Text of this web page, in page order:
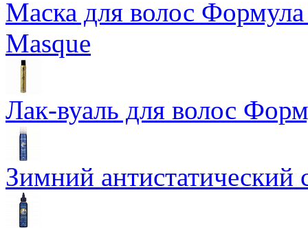
Маска для волос
Masque
Лак-вуаль для волос
Зимний